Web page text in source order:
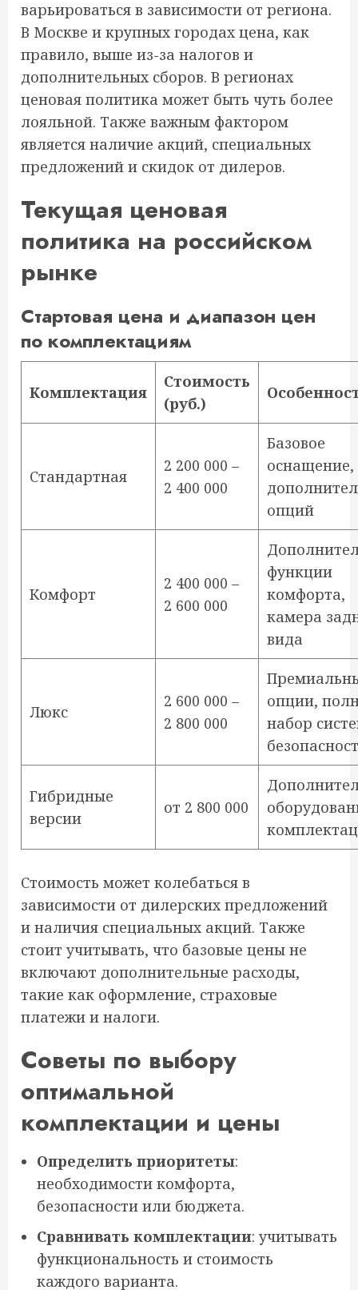
варьироваться в зависимости от региона.
В Москве и крупных городах цена, как
правило, выше из-за налогов и
дополнительных сборов. В регионах
ценовая политика может быть чуть более
лояльной. Также важным фактором
является наличие акций, специальных
предложений и скидок от дилеров.
Текущая ценовая
политика на российском
рынке
Стартовая цена и диапазон цен
по комплектациям
Комплектация
Стоимость
(руб.)
Стандартная
2 200 000 –
2 400 000
Базовое
оснащение,
опций
Комфорт
2 400 000 –
2 600 000
функции
комфорта,
камера
вида
Люкс
2 600 000 –
2 800 000
опции,
набор
Гибридные
версии
от 2 800 000
Стоимость может колебаться в
зависимости от дилерских предложений
и наличия специальных акций. Также
стоит учитывать, что базовые цены не
включают дополнительные расходы,
такие как оформление, страховые
платежи и налоги.
Советы по выбору
оптимальной
комплектации и цены
Определить приоритеты:
необходимости комфорта,
безопасности или бюджета.
Сравнивать комплектации: учитывать
функциональность и стоимость
каждого варианта.